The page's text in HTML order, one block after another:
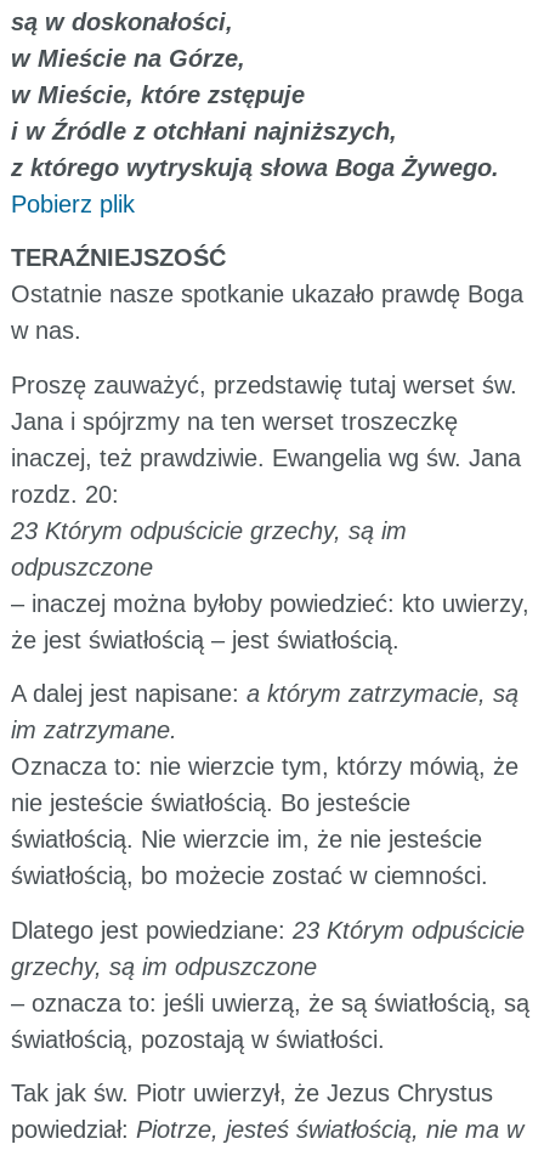
są w doskonałości,
w Mieście na Górze,
w Mieście, które zstępuje
i w Źródle z otchłani najniższych,
z którego wytryskują słowa Boga Żywego.
Pobierz plik
TERAŹNIEJSZOŚĆ
Ostatnie nasze spotkanie ukazało prawdę Boga
w nas.
Proszę zauważyć, przedstawię tutaj werset św.
Jana i spójrzmy na ten werset troszeczkę
inaczej, też prawdziwie. Ewangelia wg św. Jana
rozdz. 20:
23 Którym odpuścicie grzechy, są im
odpuszczone
– inaczej można byłoby powiedzieć: kto uwierzy,
że jest światłością – jest światłością.
A dalej jest napisane: a którym zatrzymacie, są
im zatrzymane.
Oznacza to: nie wierzcie tym, którzy mówią, że
nie jesteście światłością. Bo jesteście
światłością. Nie wierzcie im, że nie jesteście
światłością, bo możecie zostać w ciemności.
Dlatego jest powiedziane: 23 Którym odpuścicie
grzechy, są im odpuszczone
– oznacza to: jeśli uwierzą, że są światłością, są
światłością, pozostają w światłości.
Tak jak św. Piotr uwierzył, że Jezus Chrystus
powiedział: Piotrze, jesteś światłością, nie ma w